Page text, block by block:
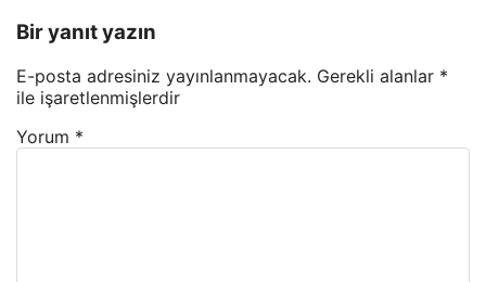
Bir yanıt yazın
E-posta adresiniz yayınlanmayacak. Gerekli alanlar *
ile işaretlenmişlerdir
Yorum *